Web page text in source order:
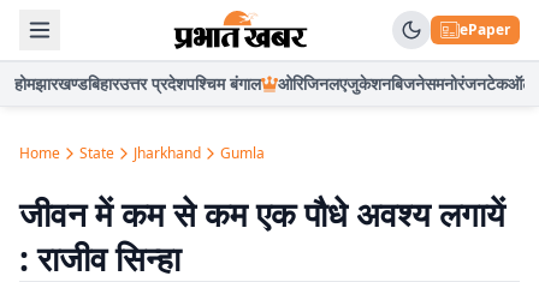
ePaper
होमझारखण्डबिहारउत्तर प्रदेशपश्चिम बंगाल ओरिजिनलएजुकेशनबिजनेसमनोरंजनटेकऑटो
Home State Jharkhand Gumla
जीवन में कम से कम एक पौधे अवश्य लगायें
: राजीव सिन्हा